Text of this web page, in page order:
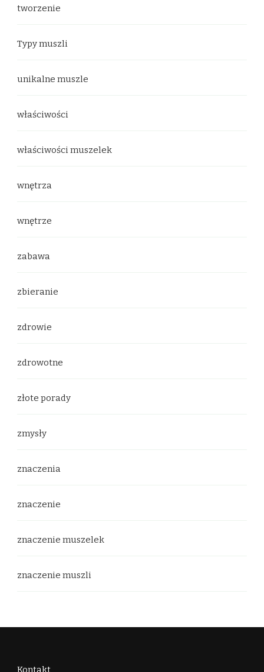
tworzenie
Typy muszli
unikalne muszle
właściwości
właściwości muszelek
wnętrza
wnętrze
zabawa
zbieranie
zdrowie
zdrowotne
złote porady
zmysły
znaczenia
znaczenie
znaczenie muszelek
znaczenie muszli
Kontakt